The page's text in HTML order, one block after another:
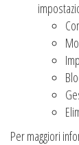
Per maggiori